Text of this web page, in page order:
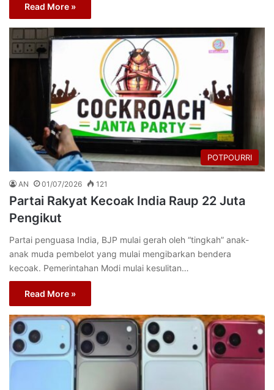
Read More »
POTPOURRI
AN 01/07/2026 121
Partai Rakyat Kecoak India Raup 22 Juta
Pengikut
Partai penguasa India, BJP mulai gerah oleh “tingkah” anak-
anak muda pembelot yang mulai mengibarkan bendera
kecoak. Pemerintahan Modi mulai kesulitan…
Read More »